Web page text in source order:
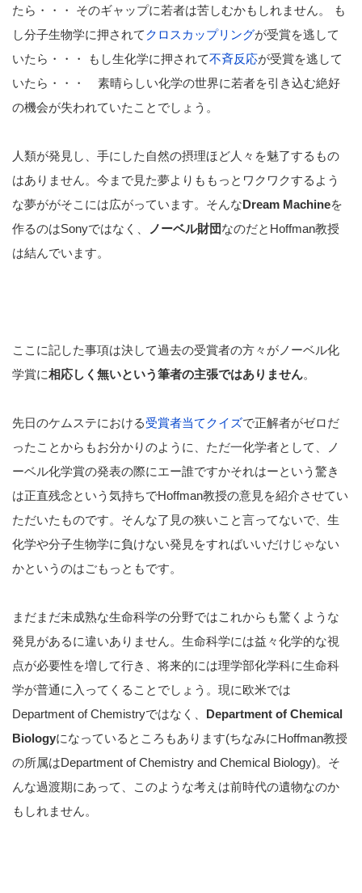
たら・・・ そのギャップに若者は苦しむかもしれません。 も
し分子生物学に押されてクロスカップリングが受賞を逃して
いたら・・・ もし生化学に押されて不斉反応が受賞を逃して
いたら・・・ 素晴らしい化学の世界に若者を引き込む絶好
の機会が失われていたことでしょう。
人類が発見し、手にした自然の摂理ほど人々を魅了するもの
はありません。今まで見た夢よりももっとワクワクするよう
な夢ががそこには広がっています。そんなDream Machineを
作るのはSonyではなく、
ノーベル財団なのだとHoffman教授
は結んでいます。
ここに記した事項は決して過去の受賞者の方々がノーベル化
学賞に相応しく無いという筆者の主張ではありません。
先日のケムステにおける受賞者当てクイズで正解者がゼロだ
ったことからもお分かりのように、ただ一化学者として、ノ
ーベル化学賞の発表の際にエー誰ですかそれはーという驚き
は正直残念という気持ちでHoffman教授の意見を紹介させてい
ただいたものです。そんな了見の狭いこと言ってないで、生
化学や分子生物学に負けない発見をすればいいだけじゃない
かというのはごもっともです。
まだまだ未成熟な生命科学の分野ではこれからも驚くような
発見があるに違いありません。生命科学には益々化学的な視
点が必要性を増して行き、将来的には理学部化学科に生命科
学が普通に入ってくることでしょう。現に欧米では
Department of Chemistryではなく、 Department of Chemical
Biologyになっているところもあります(ちなみにHoffman教授
の所属はDepartment of Chemistry and Chemical Biology)。そ
んな過渡期にあって、このような考えは前時代の遺物なのか
もしれません。